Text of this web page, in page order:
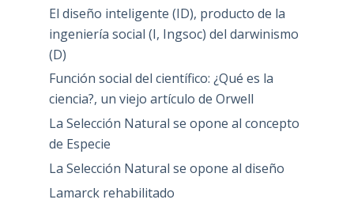
El diseño inteligente (ID), producto de la
ingeniería social (I, Ingsoc) del darwinismo
(D)
Función social del científico: ¿Qué es la
ciencia?, un viejo artículo de Orwell
La Selección Natural se opone al concepto
de Especie
La Selección Natural se opone al diseño
Lamarck rehabilitado